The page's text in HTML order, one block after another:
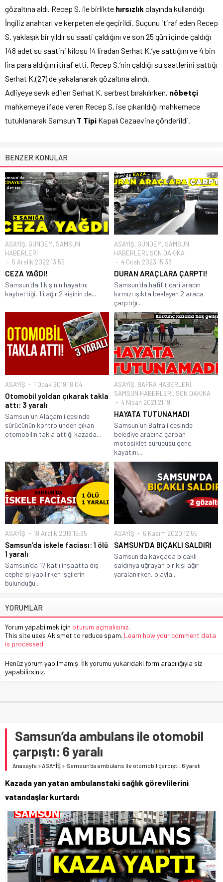
gözaltına aldı. Recep S. ile birlikte hırsızlık olayında kullandığı
İngiliz anahtarı ve kerpeten ele geçirildi. Suçunu itiraf eden Recep
S. yaklaşık bir yıldır su saati çaldığını ve son 25 gün içinde çaldığı
148 adet su saatini kilosu 14 liradan Serhat K.’ye sattığını ve 4 bin
lira para aldığını itiraf etti. Recep S.’nin çaldığı su saatlerini sattığı
Serhat K.(27) de yakalanarak gözaltına alındı.
Adliyeye sevk edilen Serhat K. serbest bırakılırken, nöbetçi
mahkemeye ifade veren Recep S. ise çıkarıldığı mahkemece
tutuklanarak Samsun T Tipi Kapalı Cezaevine gönderildi.
BENZER KONULAR
ASAYİŞ, GÜNDEM, SAMSUN
HABERLERİ
5 Aralık 2022 13:55
CEZA YAĞDI!
Samsun'da 1 kişinin hayatını
kaybettiği, 1'i ağır 2 kişinin de...
ASAYİŞ, GÜNDEM, SAMSUN
HABERLERİ, SON DAKİKA
4 Ocak 2023 15:33
DURAN ARAÇLARA ÇARPTI!
Samsun'da hafif ticari aracın
kırmızı ışıkta bekleyen 2 araca
çarptığı...
ASAYİŞ 1 Ocak 2019 18:04
Otomobil yoldan çıkarak takla
attı: 3 yaralı
Samsun'un Alaçam ilçesinde
sürücünün kontrolünden çıkan
otomobilin takla attığı kazada...
ASAYİŞ, BAFRA HABERLERİ,
SAMSUN HABERLERİ, SON DAKİKA
4 Nisan 2021 21:19
HAYATA TUTUNAMADI
Samsun'un Bafra ilçesinde
belediye aracına çarpan
motosiklet sürücüsü genç
kayatını...
ASAYİŞ 18 Aralık 2018 15:35
Samsun’da iskele faciası: 1 ölü
1 yaralı
Samsun’da 17 katlı inşaatta dış
cephe işi yapılırken işçilerin
bulunduğu...
ASAYİŞ 6 Kasım 2020 12:55
SAMSUN’DA BIÇAKLI SALDIRI
Samsun'da kavgada bıçaklı
saldırıya uğrayan bir kişi ağır
yaralanırken, olayla...
YORUMLAR
Yorum yapabilmek için oturum açmalısınız.
This site uses Akismet to reduce spam. Learn how your comment data
is processed.
Henüz yorum yapılmamış. İlk yorumu yukarıdaki form aracılığıyla siz
yapabilirsiniz.
Samsun’da ambulans ile otomobil
çarpıştı: 6 yaralı
Anasayfa »ASAYİŞ » Samsun’da ambulans ile otomobil çarpıştı: 6 yaralı
Kazada yan yatan ambulanstaki sağlık görevlilerini
vatandaşlar kurtardı